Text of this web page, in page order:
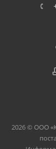
2026 © ООО